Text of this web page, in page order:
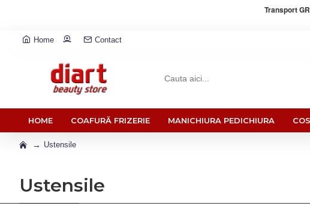
Transport
Home Contact
HOME COAFURĂ FRIZERIE MANICHIURA PEDICHIURA
Ustensile
Ustensile